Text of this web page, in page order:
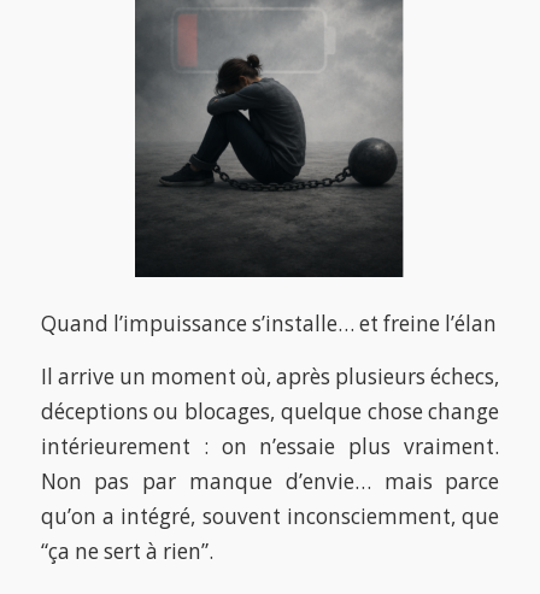
Quand l’impuissance s’installe… et freine l’élan
Il arrive un moment où, après plusieurs échecs,
déceptions ou blocages, quelque chose change
intérieurement : on n’essaie plus vraiment.
Non pas par manque d’envie… mais parce
qu’on a intégré, souvent inconsciemment, que
“ça ne sert à rien”.